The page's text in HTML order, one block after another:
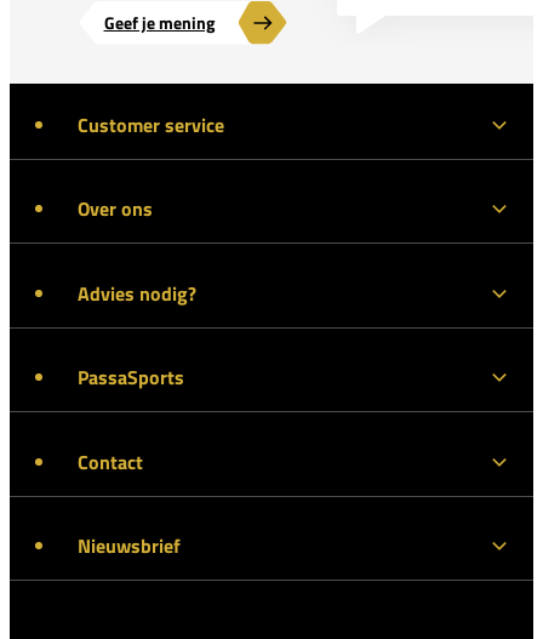
Geef je mening
Customer service
Over ons
Advies nodig?
PassaSports
Contact
Nieuwsbrief